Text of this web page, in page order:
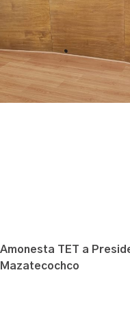
Amonesta TET a
Mazatecochco